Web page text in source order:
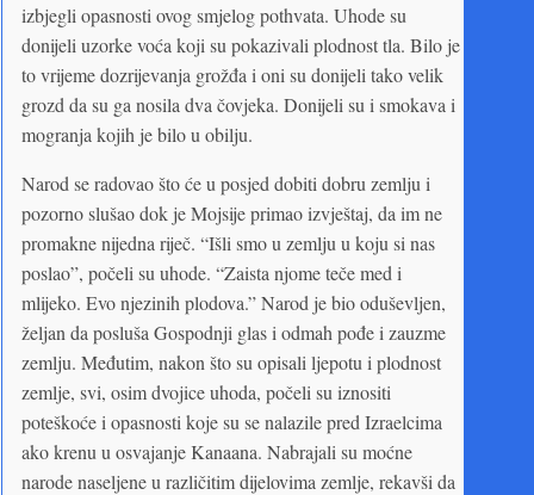
izbjegli opasnosti ovog smjelog pothvata. Uhode su
donijeli uzorke voća koji su pokazivali plodnost tla. Bilo je
to vrijeme dozrijevanja grožđa i oni su donijeli tako velik
grozd da su ga nosila dva čovjeka. Donijeli su i smokava i
mogranja kojih je bilo u obilju.
Narod se radovao što će u posjed dobiti dobru zemlju i
pozorno slušao dok je Mojsije primao izvještaj, da im ne
promakne nijedna riječ. “Išli smo u zemlju u koju si nas
poslao”, počeli su uhode. “Zaista njome teče med i
mlijeko. Evo njezinih plodova.” Narod je bio oduševljen,
željan da posluša Gospodnji glas i odmah pođe i zauzme
zemlju. Međutim, nakon što su opisali ljepotu i plodnost
zemlje, svi, osim dvojice uhoda, počeli su iznositi
poteškoće i opasnosti koje su se nalazile pred Izraelcima
ako krenu u osvajanje Kanaana. Nabrajali su moćne
narode naseljene u različitim dijelovima zemlje, rekavši da